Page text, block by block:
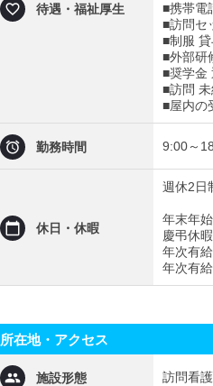
待遇・福祉厚生
■携帯電
■訪問セ
​​​​​​​■制服
■外部研
■奨学金
■訪問 未
■屋内の
勤務時間 9:00～
休日・休暇
週休2日
年末年
慶弔休
年次有
年次有
所在地・アクセス
施設形態 訪問看護